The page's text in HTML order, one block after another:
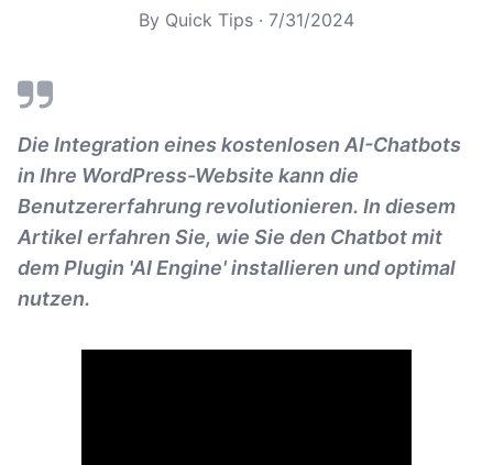
By Quick Tips · 7/31/2024
Die Integration eines kostenlosen AI-Chatbots
in Ihre WordPress-Website kann die
Benutzererfahrung revolutionieren. In diesem
Artikel erfahren Sie, wie Sie den Chatbot mit
dem Plugin 'AI Engine' installieren und optimal
nutzen.